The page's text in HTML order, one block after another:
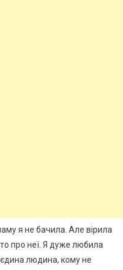
я не бачила. Але вірила
про неї. Я дуже любила
людина, кому не